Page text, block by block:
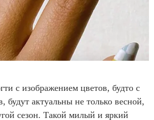
с изображением цветов, будто с
будут актуальны не только весной,
сезон. Такой милый и яркий